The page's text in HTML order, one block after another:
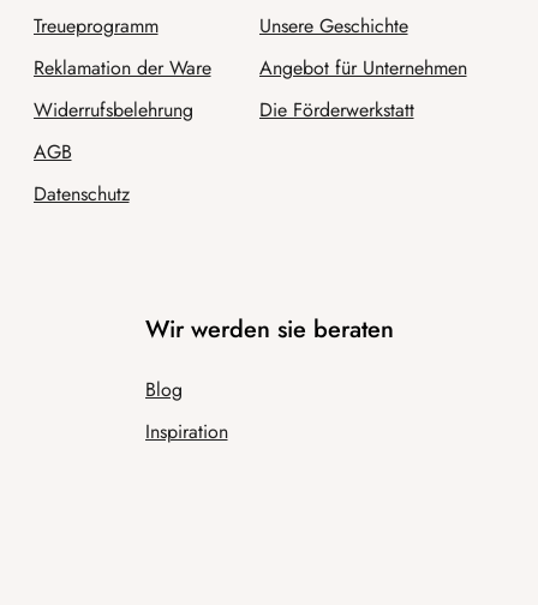
Treueprogramm
Reklamation der Ware
Widerrufsbelehrung
AGB
Datenschutz
Unsere Geschichte
Angebot für Unternehmen
Die Förderwerkstatt
Wir werden sie beraten
Blog
Inspiration